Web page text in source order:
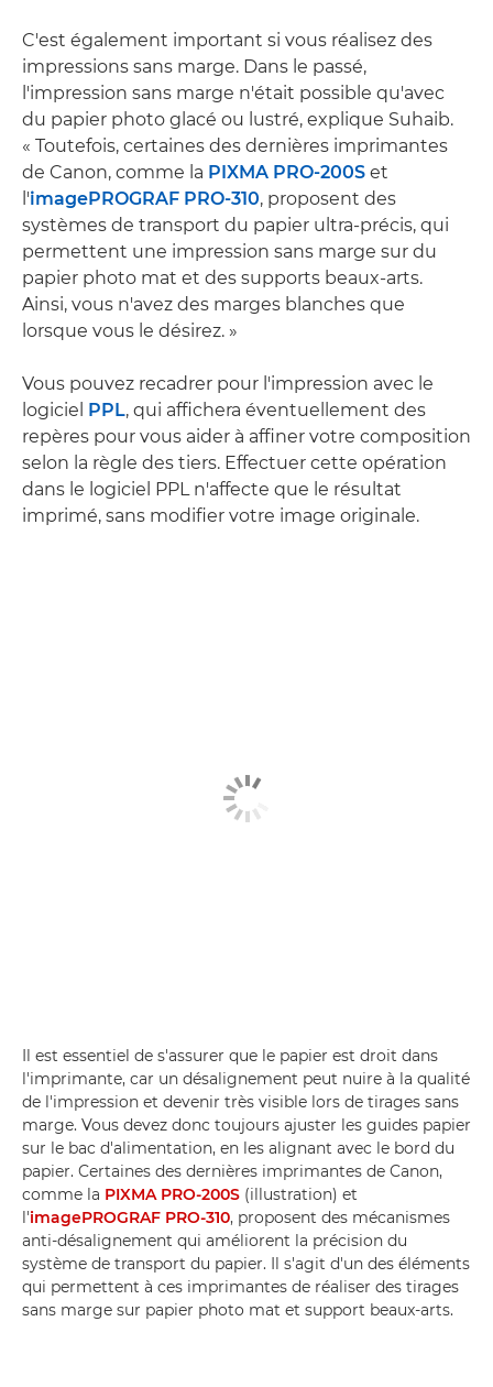
C'est également important si vous réalisez des
impressions sans marge. Dans le passé,
l'impression sans marge n'était possible qu'avec
du papier photo glacé ou lustré, explique Suhaib.
« Toutefois, certaines des dernières imprimantes
de Canon, comme la PIXMA PRO-200S et
l'imagePROGRAF PRO-310, proposent des
systèmes de transport du papier ultra-précis, qui
permettent une impression sans marge sur du
papier photo mat et des supports beaux-arts.
Ainsi, vous n'avez des marges blanches que
lorsque vous le désirez. »
Vous pouvez recadrer pour l'impression avec le
logiciel
PPL, qui affichera éventuellement des
repères pour vous aider à affiner votre composition
selon la règle des tiers. Effectuer cette opération
dans le logiciel PPL n'affecte que le résultat
imprimé, sans modifier votre image originale.
Il est essentiel de s'assurer que le papier est droit dans
l'imprimante, car un désalignement peut nuire à la qualité
de l'impression et devenir très visible lors de tirages sans
marge. Vous devez donc toujours ajuster les guides papier
sur le bac d'alimentation, en les alignant avec le bord du
papier. Certaines des dernières imprimantes de Canon,
comme la PIXMA PRO-200S (illustration) et
l'imagePROGRAF PRO-310, proposent des mécanismes
anti-désalignement qui améliorent la précision du
système de transport du papier. Il s'agit d'un des éléments
qui permettent à ces imprimantes de réaliser des tirages
sans marge sur papier photo mat et support beaux-arts.